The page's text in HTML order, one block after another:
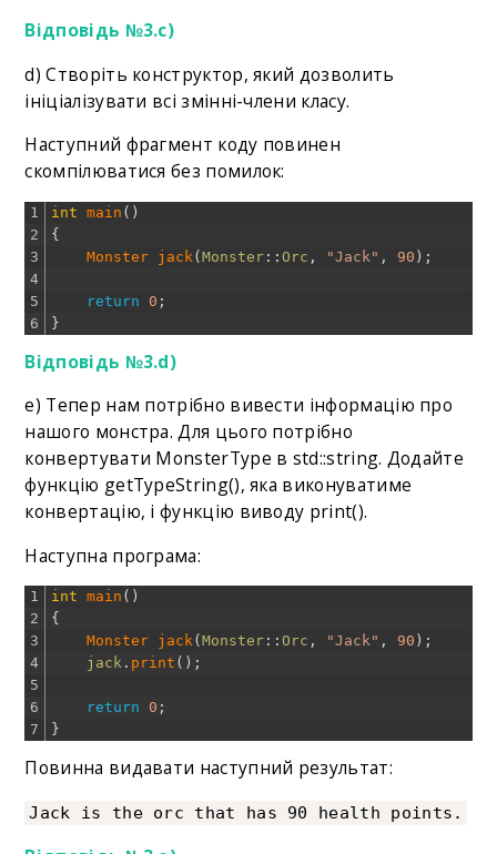
Відповідь №3.c)
d) Створіть конструктор, який дозволить
ініціалізувати всі змінні-члени класу.
Наступний фрагмент коду повинен
скомпілюватися без помилок:
1
2
3
4
5
6
int main ( )
{
Monster jack (Monster ::Orc , "Jack" , 90 ) ;
return 0 ;
}
Відповідь №3.d)
e) Тепер нам потрібно вивести інформацію про
нашого монстра. Для цього потрібно
конвертувати MonsterType в std::string. Додайте
функцію getTypeString(), яка виконуватиме
конвертацію, і функцію виводу print().
Наступна програма:
1
2
3
4
5
6
7
int main ( )
{
Monster jack(Monster ::Orc , "Jack" , 90 ) ;
jack . print ( ) ;
return 0 ;
}
Повинна видавати наступний результат:
Jack is the orc that has 90 health points.